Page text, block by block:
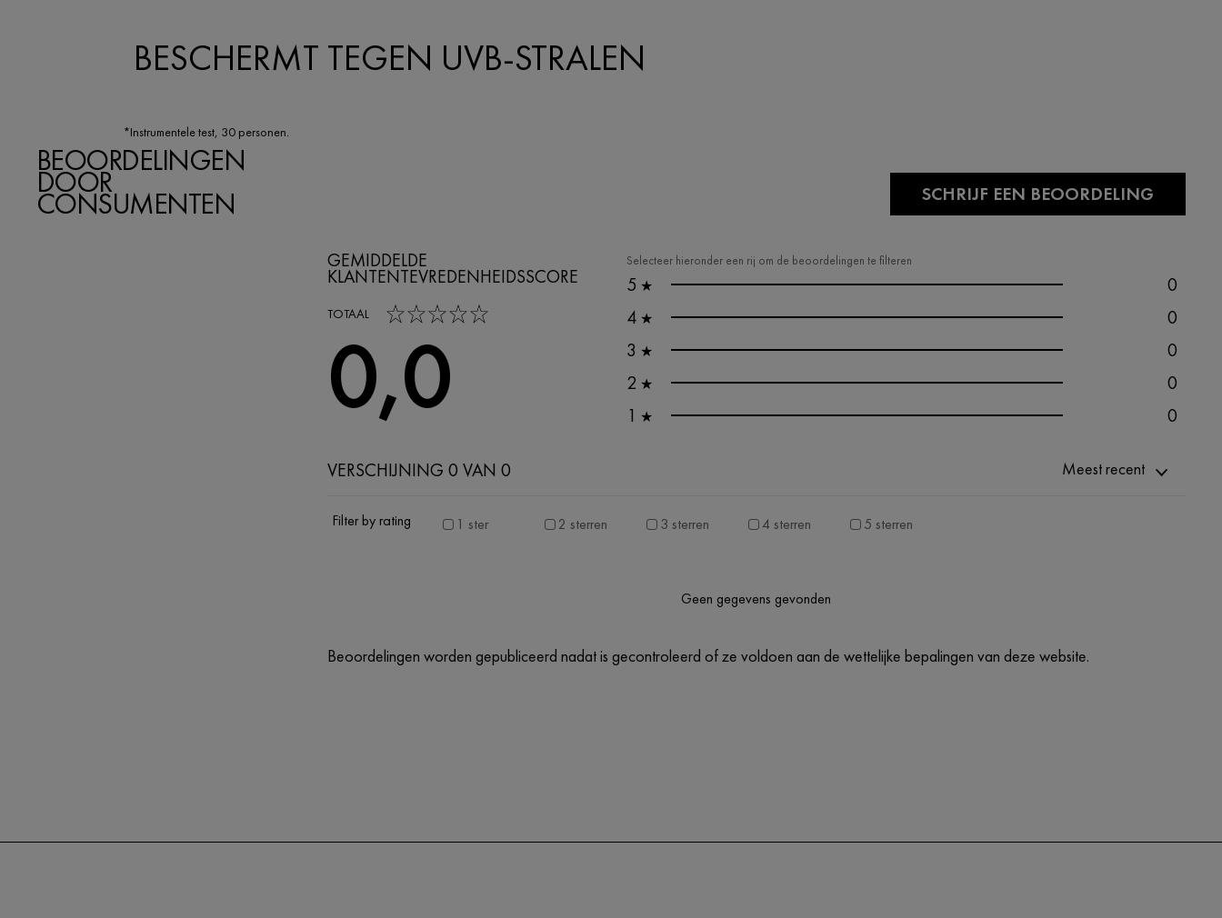
BESCHERMT TEGEN UVB-STRALEN
*Instrumentele test, 30 personen.
BEOORDELINGEN
DOOR
CONSUMENTEN SCHRIJF EEN BEOORDELING
Selecteer hieronder een rij om de beoordelingen te filteren
5 ★
0
4 ★
0
3 ★
0
2 ★
0
1 ★ 0
GEMIDDELDE
KLANTENTEVREDENHEIDSSCORE
TOTAAL
0,0 out of 5 stars
0,0
VERSCHIJNING 0 VAN 0 Meest recent
Filter by rating 1 ster 2 sterren 3 sterren 4 sterren 5 sterren
Geen gegevens gevonden
Beoordelingen worden gepubliceerd nadat is gecontroleerd of ze voldoen aan de wettelijke bepalingen van deze website.